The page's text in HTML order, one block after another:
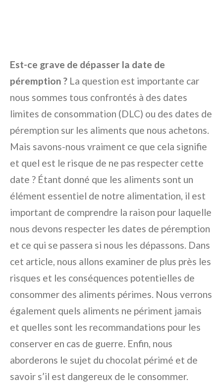
Est-ce grave de dépasser la date de
péremption ? La question est importante car
nous sommes tous confrontés à des dates
limites de consommation (DLC) ou des dates de
péremption sur les aliments que nous achetons.
Mais savons-nous vraiment ce que cela signifie
et quel est le risque de ne pas respecter cette
date ? Étant donné que les aliments sont un
élément essentiel de notre alimentation, il est
important de comprendre la raison pour laquelle
nous devons respecter les dates de péremption
et ce qui se passera si nous les dépassons. Dans
cet article, nous allons examiner de plus près les
risques et les conséquences potentielles de
consommer des aliments périmes. Nous verrons
également quels aliments ne périment jamais
et quelles sont les recommandations pour les
conserver en cas de guerre. Enfin, nous
aborderons le sujet du chocolat périmé et de
savoir s’il est dangereux de le consommer.